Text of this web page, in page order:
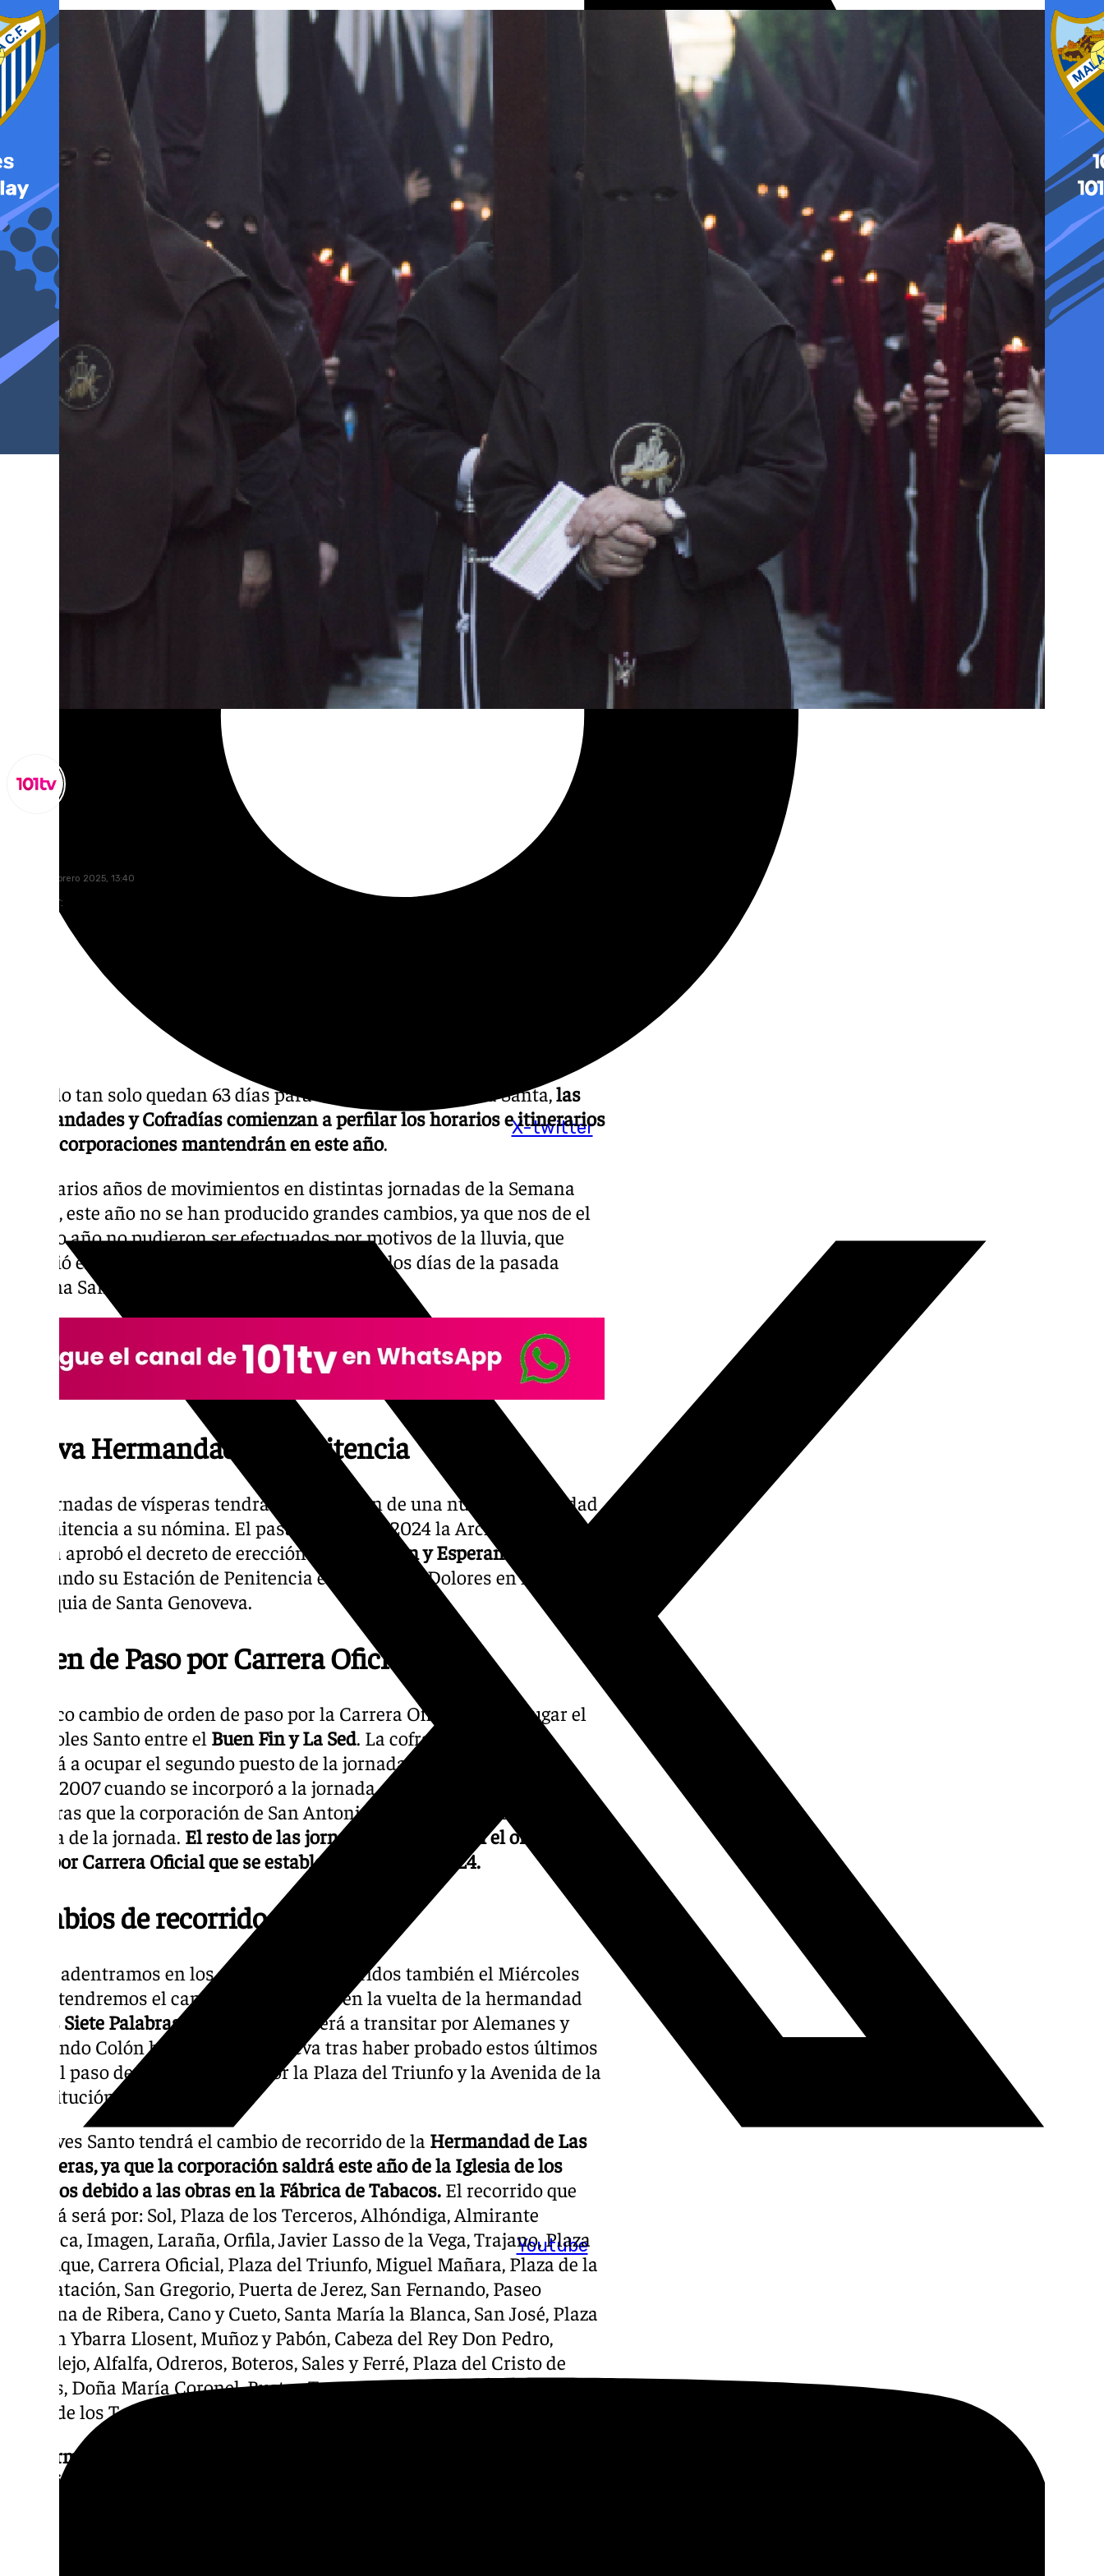
X-twitter
Youtube
jueves, 6 febrero 2025, 13:40
Compartir:
Cuando tan solo quedan 63 días para el inicio de la Semana Santa,las
Hermandades y Cofradías comienzan a perfilar los horarios e itinerarios
de las corporaciones mantendrán en este año.
Tras varios años de movimientos en distintas jornadas de la Semana
Mayor, este año no se han producido grandes cambios, ya que nos de el
pasado año no pudieron ser efectuados por motivos de la lluvia, que
impidió el desarrollo normal de la mayoría de los días de la pasada
Semana Santa.
Nueva Hermandad de Penitencia
Las jornadas de vísperas tendrán la inclusión de una nueva hermandad
de penitencia a su nómina. El pasado junio de 2024 la Archidiócesis de
Sevilla aprobó el decreto de erección de
Bendición y Esperanza
realizando su Estación de Penitencia el Viernes de Dolores en la
Parroquia de Santa Genoveva.
Orden de Paso por Carrera Oficial
El único cambio de orden de paso por la Carrera Oficial tendrá lugar el
Miércoles Santo entre el Buen Fin y La Sed. La cofradía de Nervión
volverá a ocupar el segundo puesto de la jornada, puesto que ocupa
desde 2007 cuando se incorporó a la jornada el Carmen Doloroso,
mientras que la corporación de San Antonio de Padua pasará a ser la
tercera de la jornada. El resto de las jornadas mantendrán el orden de
paso por Carrera Oficial que se estableció el pasado 2024.
Cambios de recorrido
Si nos adentramos en los cambios de recorridos también el Miércoles
Santo tendremos el cambio de itinerario en la vuelta de la hermandad
Las Siete Palabras. La cofradía volverá a transitar por Alemanes y
Hernando Colón hasta la Plaza Nueva tras haber probado estos últimos
años el paso de la corporación por la Plaza del Triunfo y la Avenida de la
Constitución.
El Jueves Santo tendrá el cambio de recorrido de la Hermandad de Las
Cigarreras, ya que la corporación saldrá este año de la Iglesia de los
Terceros debido a las obras en la Fábrica de Tabacos. El recorrido que
seguirá será por: Sol, Plaza de los Terceros, Alhóndiga, Almirante
Apodaca, Imagen, Laraña, Orfila, Javier Lasso de la Vega, Trajano, Plaza
del Duque, Carrera Oficial, Plaza del Triunfo, Miguel Mañara, Plaza de la
Contratación, San Gregorio, Puerta de Jerez, San Fernando, Paseo
Catalina de Ribera, Cano y Cueto, Santa María la Blanca, San José, Plaza
Ramón Ybarra Llosent, Muñoz y Pabón, Cabeza del Rey Don Pedro,
Candilejo, Alfalfa, Odreros, Boteros, Sales y Ferré, Plaza del Cristo de
Burgos, Doña María Coronel, Bustos Tavera, Capataz Manuel Santiago,
Plaza de los Terceros y Sol.
Hermandad de Los Negritos
recorrido de vuelta. La corporación de la calle Recaredo una vez que